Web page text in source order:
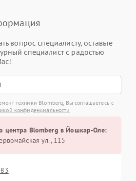
вопрос специалисту, оставьте
специалист с радостью
техники Blomberg, Вы соглашаетесь с
конфиденциальности
центра Blomberg в Йошкар-Оле:
ул., 115